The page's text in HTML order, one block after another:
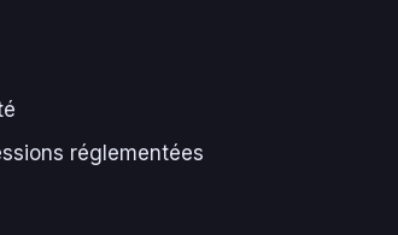
réglementées